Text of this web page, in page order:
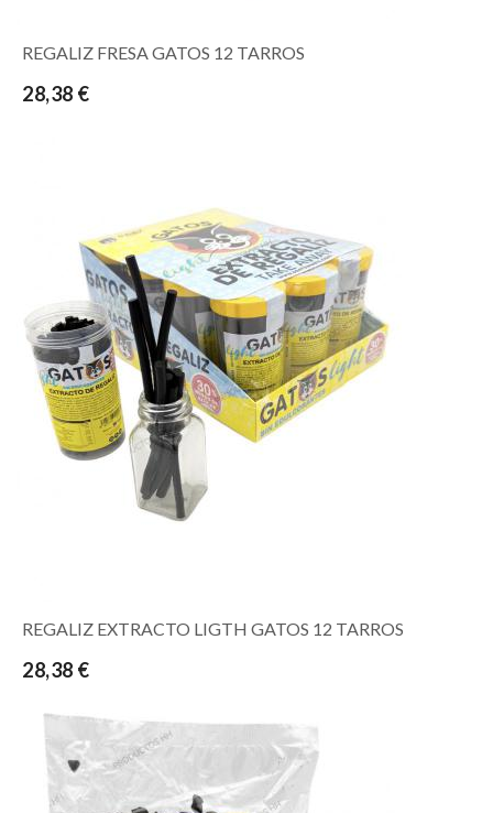
REGALIZ FRESA GATOS 12 TARROS
28,38 €
REGALIZ EXTRACTO LIGTH GATOS 12 TARROS
28,38 €